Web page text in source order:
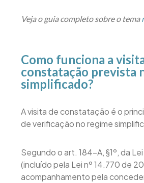
Veja o guia completo sobre o tema
Como funciona a
constatação prevista
simplificado?
A visita de constatação é o
de verificação no regime
Segundo o art. 184-A, §1º, da Lei
(incluído pela Lei nº 14.770 de
acompanhamento pela